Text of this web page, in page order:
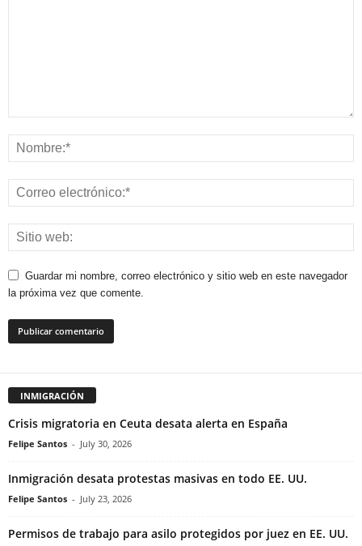
Guardar mi nombre, correo electrónico y sitio web en este navegador
la próxima vez que comente.
INMIGRACIÓN
Crisis migratoria en Ceuta desata alerta en España
Felipe Santos - July 30, 2026
Inmigración desata protestas masivas en todo EE. UU.
Felipe Santos - July 23, 2026
Permisos de trabajo para asilo protegidos por juez en EE. UU.